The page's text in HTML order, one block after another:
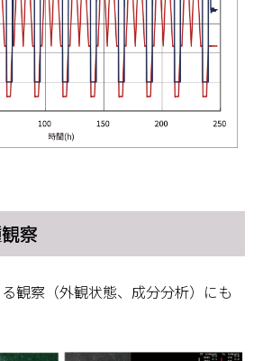
察
観察（外観状態、成分分析）にも